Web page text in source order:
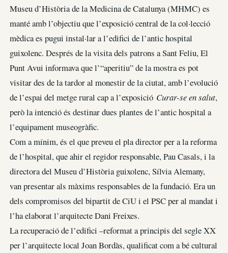
Museu d’Història de la Medicina de Catalunya (MHMC) es
manté amb l’objectiu que l’exposició central de la col·lecció
mèdica es pugui instal·lar a l’edifici de l’antic hospital
guixolenc. Després de la visita dels patrons a Sant Feliu, El
Punt Avui informava que l’“aperitiu” de la mostra es pot
visitar des de la tardor al monestir de la ciutat, amb l’evolució
de l’espai del metge rural cap a l’exposició Curar-se en salut,
però la intenció és destinar dues plantes de l’antic hospital a
l’equipament museogràfic.
Com a mínim, és el que preveu el pla director per a la reforma
de l’hospital, que ahir el regidor responsable, Pau Casals, i la
directora del Museu d’Història guixolenc, Sílvia Alemany,
van presentar als màxims responsables de la fundació. Era un
dels compromisos del bipartit de CiU i el PSC per al mandat i
l’ha elaborat l’arquitecte Dani Freixes.
La recuperació de l’edifici –reformat a principis del segle XX
per l’arquitecte local Joan Bordàs, qualificat com a bé cultural